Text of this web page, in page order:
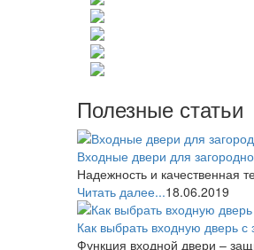
Полезные статьи
Входные двери для
Надежность и качественная
Читать далее...18.06.2019
Как выбрать входную дверь с
Функция входной двери –